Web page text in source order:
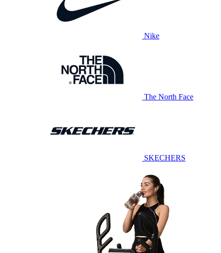
Nike
The North Face
SKECHERS